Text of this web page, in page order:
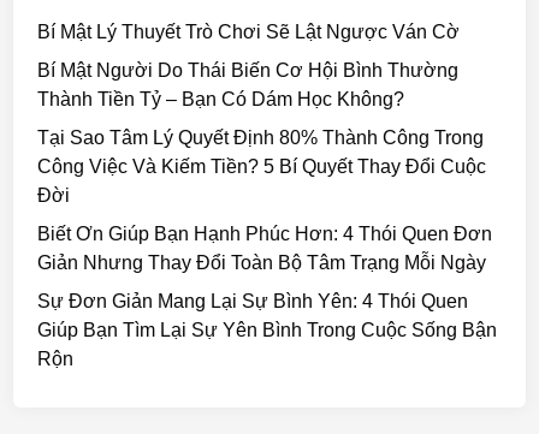
Bí Mật Lý Thuyết Trò Chơi Sẽ Lật Ngược Ván Cờ
Bí Mật Người Do Thái Biến Cơ Hội Bình Thường
Thành Tiền Tỷ – Bạn Có Dám Học Không?
Tại Sao Tâm Lý Quyết Định 80% Thành Công Trong
Công Việc Và Kiếm Tiền? 5 Bí Quyết Thay Đổi Cuộc
Đời
Biết Ơn Giúp Bạn Hạnh Phúc Hơn: 4 Thói Quen Đơn
Giản Nhưng Thay Đổi Toàn Bộ Tâm Trạng Mỗi Ngày
Sự Đơn Giản Mang Lại Sự Bình Yên: 4 Thói Quen
Giúp Bạn Tìm Lại Sự Yên Bình Trong Cuộc Sống Bận
Rộn